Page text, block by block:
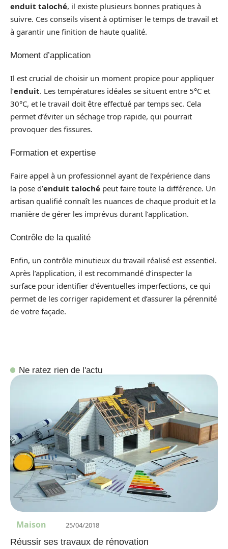
enduit taloché, il existe plusieurs bonnes pratiques à
suivre. Ces conseils visent à optimiser le temps de travail et
à garantir une finition de haute qualité.
Moment d’application
Il est crucial de choisir un moment propice pour appliquer
l’enduit. Les températures idéales se situent entre 5°C et
30°C, et le travail doit être effectué par temps sec. Cela
permet d’éviter un séchage trop rapide, qui pourrait
provoquer des fissures.
Formation et expertise
Faire appel à un professionnel ayant de l’expérience dans
la pose d’enduit taloché peut faire toute la différence. Un
artisan qualifié connaît les nuances de chaque produit et la
manière de gérer les imprévus durant l’application.
Contrôle de la qualité
Enfin, un contrôle minutieux du travail réalisé est essentiel.
Après l’application, il est recommandé d’inspecter la
surface pour identifier d’éventuelles imperfections, ce qui
permet de les corriger rapidement et d’assurer la pérennité
de votre façade.
Ne ratez rien de l'actu
Maison 25/04/2018
Réussir ses travaux de rénovation